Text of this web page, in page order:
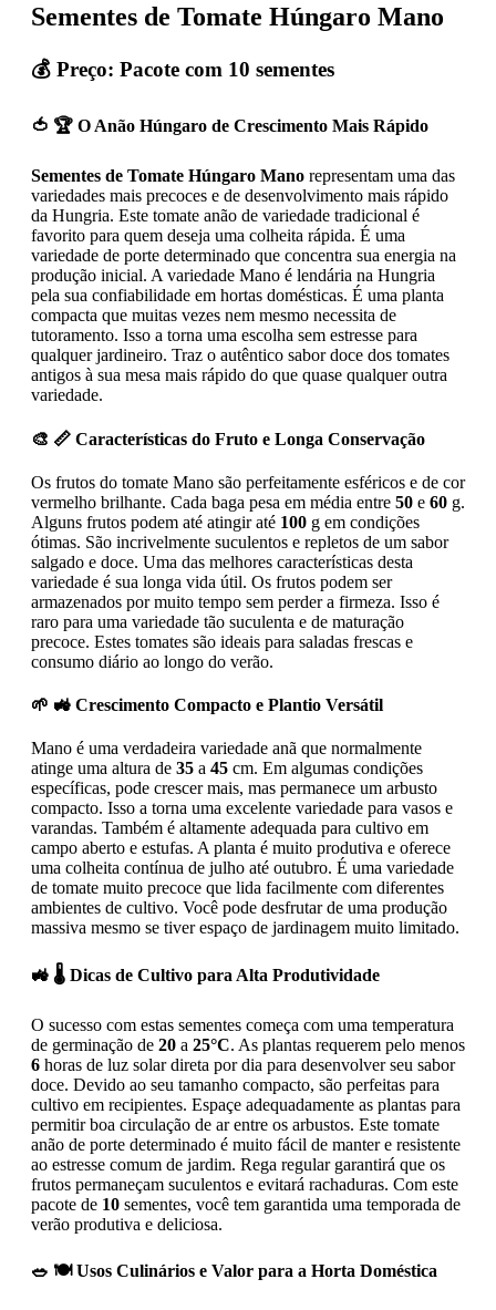
Sementes de Tomate Húngaro Mano
💰 Preço: Pacote com 10 sementes
🍅 🏆 O Anão Húngaro de Crescimento Mais Rápido
Sementes de Tomate Húngaro Mano representam uma das
variedades mais precoces e de desenvolvimento mais rápido
da Hungria. Este tomate anão de variedade tradicional é
favorito para quem deseja uma colheita rápida. É uma
variedade de porte determinado que concentra sua energia na
produção inicial. A variedade Mano é lendária na Hungria
pela sua confiabilidade em hortas domésticas. É uma planta
compacta que muitas vezes nem mesmo necessita de
tutoramento. Isso a torna uma escolha sem estresse para
qualquer jardineiro. Traz o autêntico sabor doce dos tomates
antigos à sua mesa mais rápido do que quase qualquer outra
variedade.
🎨 📏 Características do Fruto e Longa Conservação
Os frutos do tomate Mano são perfeitamente esféricos e de cor
vermelho brilhante. Cada baga pesa em média entre 50 e 60 g.
Alguns frutos podem até atingir até 100 g em condições
ótimas. São incrivelmente suculentos e repletos de um sabor
salgado e doce. Uma das melhores características desta
variedade é sua longa vida útil. Os frutos podem ser
armazenados por muito tempo sem perder a firmeza. Isso é
raro para uma variedade tão suculenta e de maturação
precoce. Estes tomates são ideais para saladas frescas e
consumo diário ao longo do verão.
🌱 🚜 Crescimento Compacto e Plantio Versátil
Mano é uma verdadeira variedade anã que normalmente
atinge uma altura de 35 a 45 cm. Em algumas condições
específicas, pode crescer mais, mas permanece um arbusto
compacto. Isso a torna uma excelente variedade para vasos e
varandas. Também é altamente adequada para cultivo em
campo aberto e estufas. A planta é muito produtiva e oferece
uma colheita contínua de julho até outubro. É uma variedade
de tomate muito precoce que lida facilmente com diferentes
ambientes de cultivo. Você pode desfrutar de uma produção
massiva mesmo se tiver espaço de jardinagem muito limitado.
🚜 🌡️ Dicas de Cultivo para Alta Produtividade
O sucesso com estas sementes começa com uma temperatura
de germinação de 20 a 25°C. As plantas requerem pelo menos
6 horas de luz solar direta por dia para desenvolver seu sabor
doce. Devido ao seu tamanho compacto, são perfeitas para
cultivo em recipientes. Espaçe adequadamente as plantas para
permitir boa circulação de ar entre os arbustos. Este tomate
anão de porte determinado é muito fácil de manter e resistente
ao estresse comum de jardim. Rega regular garantirá que os
frutos permaneçam suculentos e evitará rachaduras. Com este
pacote de 10 sementes, você tem garantida uma temporada de
verão produtiva e deliciosa.
🥗 🍽️ Usos Culinários e Valor para a Horta Doméstica